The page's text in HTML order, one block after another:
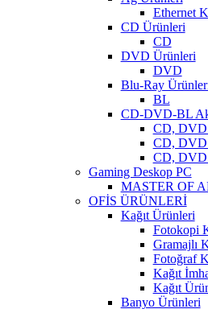
Ethernet
CD Ürünleri
CD
DVD Ürünleri
DVD
Blu-Ray
BL
CD-DVD-BL
CD, DVD
CD, DVD
CD, DVD
Gaming Deskop PC
MASTER OF
OFİS ÜRÜNLERİ
Kağıt Ürünleri
Fotokopi
Gramajlı
Fotoğraf
Kağıt
Kağıt
Banyo Ürünleri